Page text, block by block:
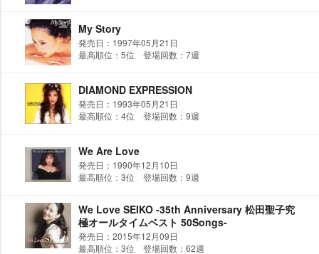
My Story
発売日：1997年05月21日
最高順位：5位 登場回数：7週
DIAMOND EXPRESSION
発売日：1993年05月21日
最高順位：4位 登場回数：9週
We Are Love
発売日：1990年12月10日
最高順位：3位 登場回数：9週
We Love SEIKO -35th Anniversary 松田聖子究
極オールタイムベスト 50Songs-
発売日：2015年12月09日
最高順位：3位 登場回数：62週